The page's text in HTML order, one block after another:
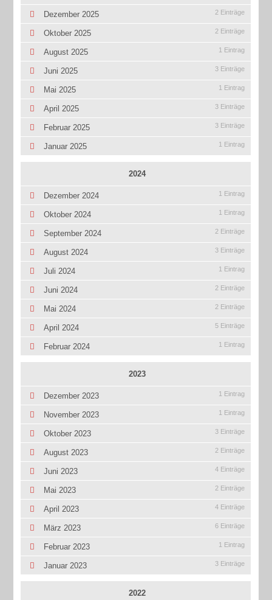
Dezember 2025 2 Einträge
Oktober 2025 2 Einträge
August 2025 1 Eintrag
Juni 2025 3 Einträge
Mai 2025 1 Eintrag
April 2025 3 Einträge
Februar 2025 3 Einträge
Januar 2025 1 Eintrag
2024
Dezember 2024 1 Eintrag
Oktober 2024 1 Eintrag
September 2024 2 Einträge
August 2024 3 Einträge
Juli 2024 1 Eintrag
Juni 2024 2 Einträge
Mai 2024 2 Einträge
April 2024 5 Einträge
Februar 2024 1 Eintrag
2023
Dezember 2023 1 Eintrag
November 2023 1 Eintrag
Oktober 2023 3 Einträge
August 2023 2 Einträge
Juni 2023 4 Einträge
Mai 2023 2 Einträge
April 2023 4 Einträge
März 2023 6 Einträge
Februar 2023 1 Eintrag
Januar 2023 3 Einträge
2022